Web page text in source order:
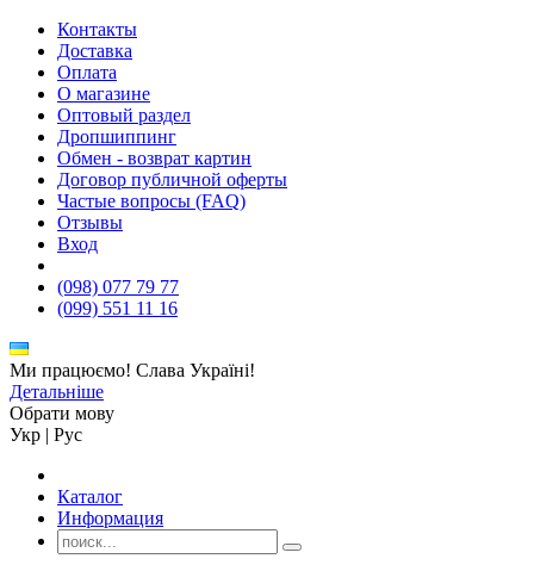
Контакты
Доставка
Оплата
О магазине
Оптовый раздел
Дропшиппинг
Обмен - возврат картин
Договор публичной оферты
Частые вопросы (FAQ)
Отзывы
Вход
(098) 077 79 77
(099) 551 11 16
Ми працюємо! Слава Україні!
Детальніше
Обрати мову
Укр | Рус
Каталог
Информация